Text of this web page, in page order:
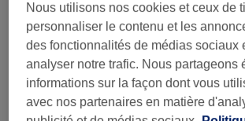
Soin Du Visage (1)
Epilation (24)
Teinture De Cils Et Sourcils )
Nous utilisons nos cookies et ceux de
personnaliser le contenu et les
des fonctionnalités de médias sociaux
analyser notre trafic. Nous partageons
informations sur la façon dont vous
avec nos partenaires en matière